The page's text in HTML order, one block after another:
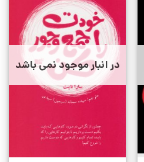
در انبار موجود نمی باشد